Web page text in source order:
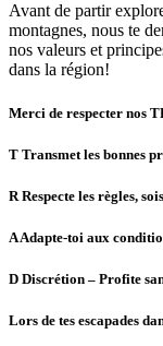
Avant de partir
montagnes, nous te
nos valeurs et
dans la région!
Merci de respecter nos
T Transmet les bonnes
R Respecte les règles,
AAdapte-toi aux
D Discrétion – Profite
Lors de tes escapades